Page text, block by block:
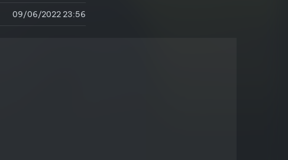
09/06/2022 23:56